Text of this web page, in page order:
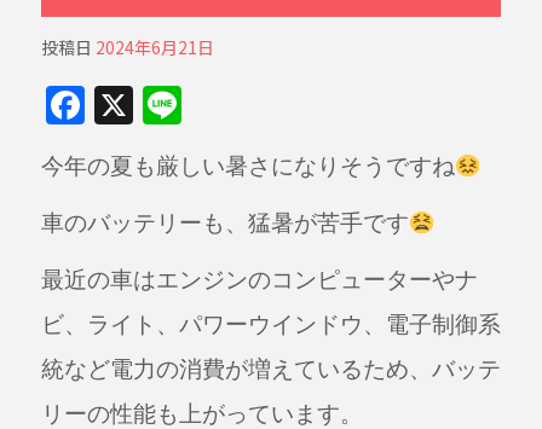
投稿日 2024年6月21日
F
a
c
e
b
o
o
k
X Li
n
e
今年の夏も厳しい暑さになりそうですね
車のバッテリーも、猛暑が苦手です
最近の車はエンジンのコンピューターやナ
ビ、ライト、パワーウインドウ、電子制御系
統など電力の消費が増えているため、バッテ
リーの性能も上がっています。